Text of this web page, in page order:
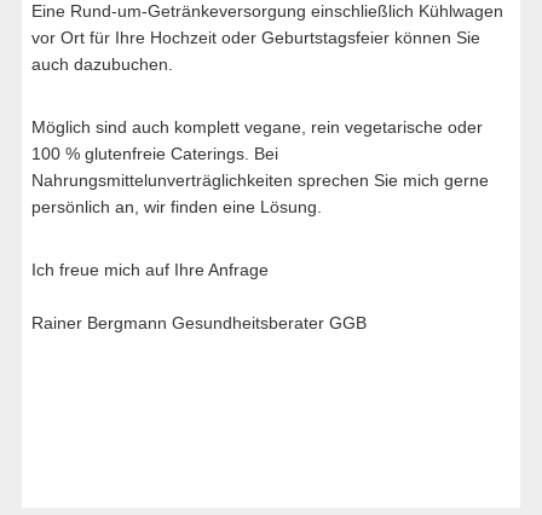
Eine Rund-um-Getränkeversorgung einschließlich Kühlwagen
vor Ort für Ihre Hochzeit oder Geburtstagsfeier können Sie
auch dazubuchen.
Möglich sind auch komplett vegane, rein vegetarische oder
100 % glutenfreie Caterings. Bei
Nahrungsmittelunverträglichkeiten sprechen Sie mich gerne
persönlich an, wir finden eine Lösung.
Ich freue mich auf Ihre Anfrage
Rainer Bergmann Gesundheitsberater GGB